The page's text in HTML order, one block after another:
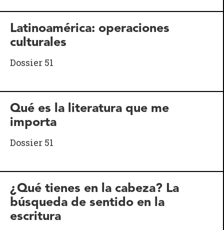
Latinoamérica: operaciones
culturales
Dossier 51
Qué es la literatura que me
importa
Dossier 51
¿Qué tienes en la cabeza? La
búsqueda de sentido en la
escritura